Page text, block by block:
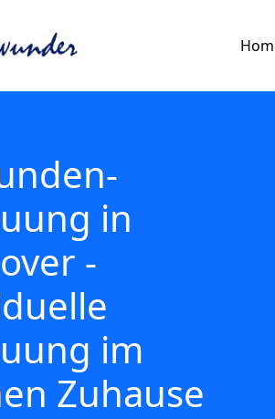
in
-
im
Zuhause